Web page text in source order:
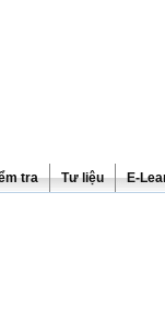
tra Tư liệu E-